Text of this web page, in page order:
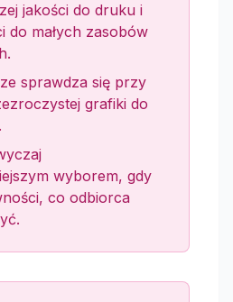
jakości do druku i
do małych zasobów
sprawdza się przy
grafiki do
wyborem, gdy
co odbiorca